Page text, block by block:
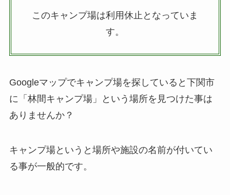
このキャンプ場は利用休止となっていま
す。
Googleマップでキャンプ場を探していると下関市
に「林間キャンプ場」という場所を見つけた事は
ありませんか？
キャンプ場というと場所や施設の名前が付いてい
る事が一般的です。